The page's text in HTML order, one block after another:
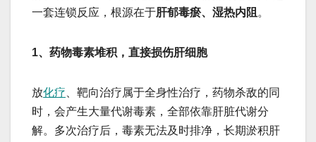
一套连锁反应，根源在于肝郁毒瘀、湿热内阻 。
1、药物毒素堆积，直接损伤肝细胞
放化疗 、靶向治疗属于全身性治疗，药物杀敌的同
时，会产生大量代谢毒素，全部依靠肝脏代谢分
解。多次治疗后，毒素无法及时排净，长期淤积肝